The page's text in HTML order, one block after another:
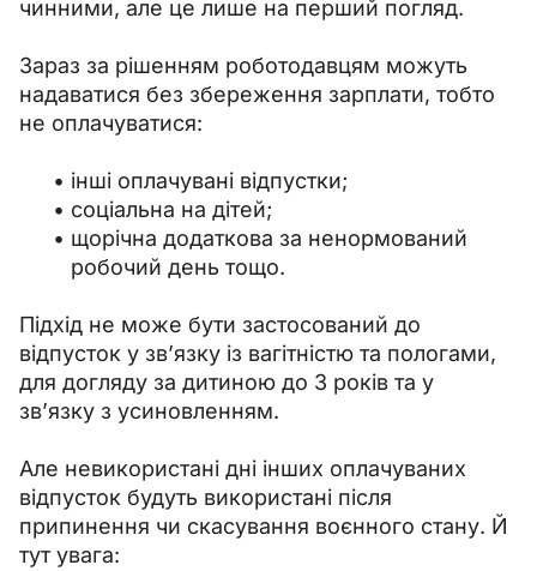
чинними, але це лише на перший погляд.
Зараз за рішенням роботодавцям можуть
надаватися без збереження зарплати, тобто
не оплачуватися:
інші оплачувані відпустки;
соціальна на дітей;
щорічна додаткова за ненормований
робочий день тощо.
Підхід не може бути застосований до
відпусток у зв’язку із вагітністю та пологами,
для догляду за дитиною до 3 років та у
зв’язку з усиновленням.
Але невикористані дні інших оплачуваних
відпусток будуть використані після
припинення чи скасування воєнного стану. Й
тут увага: